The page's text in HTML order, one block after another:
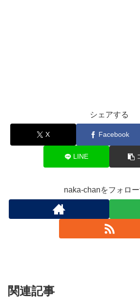
シェアする
X Facebook
LINE
naka-chanをフォロ
関連記事